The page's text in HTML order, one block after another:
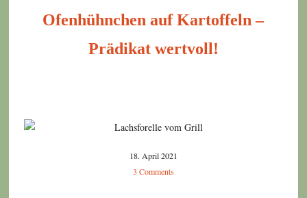
Ofenhühnchen auf Kartoffeln –
Prädikat wertvoll!
18. April 2021
3 Comments